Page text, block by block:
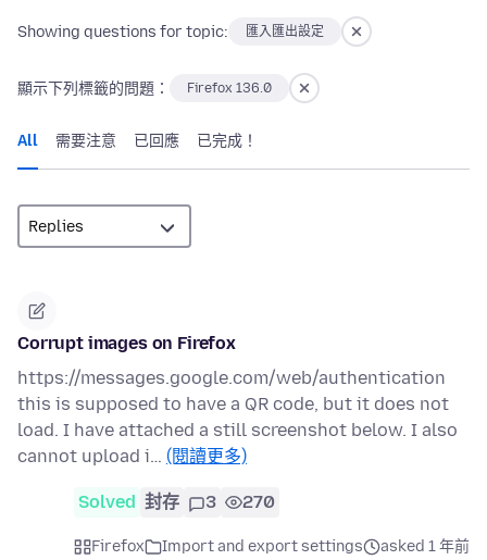
Showing questions for topic: 匯入匯出設定
顯示下列標籤的問題： Firefox 136.0
All 需要注意 已回應 已完成！
Corrupt images on Firefox
https://messages.google.com/web/authentication
this is supposed to have a QR code, but it does not
load. I have attached a still screenshot below. I also
cannot upload i… (閱讀更多)
Solved 封存 3 270
Firefox Import and export settings
asked 1 年前